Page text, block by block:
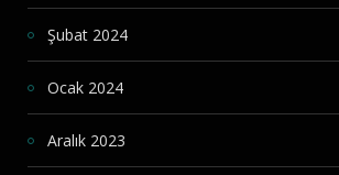
Şubat 2024
Ocak 2024
Aralık 2023